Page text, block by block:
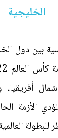
بين دول
الأزمة